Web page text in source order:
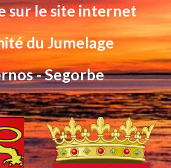
sur le site internet
du Jumelage
- Segorbe